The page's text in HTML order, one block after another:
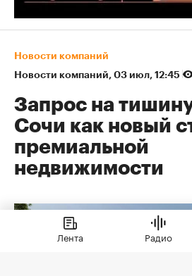
Новости компаний
Новости компаний⁠, 03 июл, 12:45
Запрос на
Сочи как новый
премиальной
недвижимости
Лента Радио